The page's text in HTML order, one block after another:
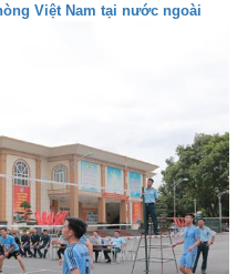
Việt Nam tại nước ngoài